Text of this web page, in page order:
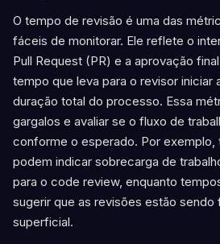
O tempo de revisão é uma das
fáceis de monitorar. Ele reflete o
Pull Request (PR) e a aprovação
tempo que leva para o revisor iniciar
duração total do processo. Essa
gargalos e avaliar se o fluxo de
conforme o esperado. Por exemplo,
podem indicar sobrecarga de
para o code review, enquanto
sugerir que as revisões estão sendo
superficial.